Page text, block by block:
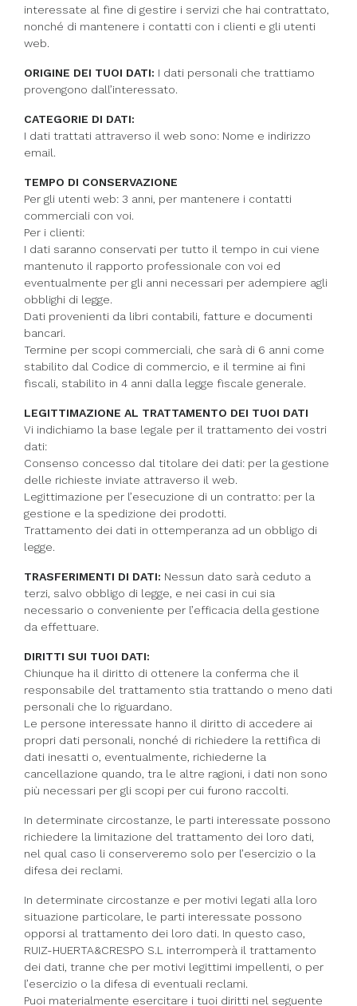
interessate al fine di gestire i servizi che hai contrattato,
nonché di mantenere i contatti con i clienti e gli utenti
web.
ORIGINE DEI TUOI DATI: I dati personali che trattiamo
provengono dall’interessato.
CATEGORIE DI DATI:
I dati trattati attraverso il web sono: Nome e indirizzo
email.
TEMPO DI CONSERVAZIONE
Per gli utenti web: 3 anni, per mantenere i contatti
commerciali con voi.
Per i clienti:
I dati saranno conservati per tutto il tempo in cui viene
mantenuto il rapporto professionale con voi ed
eventualmente per gli anni necessari per adempiere agli
obblighi di legge.
Dati provenienti da libri contabili, fatture e documenti
bancari.
Termine per scopi commerciali, che sarà di 6 anni come
stabilito dal Codice di commercio, e il termine ai fini
fiscali, stabilito in 4 anni dalla legge fiscale generale.
LEGITTIMAZIONE AL TRATTAMENTO DEI TUOI DATI
Vi indichiamo la base legale per il trattamento dei vostri
dati:
Consenso concesso dal titolare dei dati: per la gestione
delle richieste inviate attraverso il web.
Legittimazione per l’esecuzione di un contratto: per la
gestione e la spedizione dei prodotti.
Trattamento dei dati in ottemperanza ad un obbligo di
legge.
TRASFERIMENTI DI DATI: Nessun dato sarà ceduto a
terzi, salvo obbligo di legge, e nei casi in cui sia
necessario o conveniente per l’efficacia della gestione
da effettuare.
DIRITTI SUI TUOI DATI:
Chiunque ha il diritto di ottenere la conferma che il
responsabile del trattamento stia trattando o meno dati
personali che lo riguardano.
Le persone interessate hanno il diritto di accedere ai
propri dati personali, nonché di richiedere la rettifica di
dati inesatti o, eventualmente, richiederne la
cancellazione quando, tra le altre ragioni, i dati non sono
più necessari per gli scopi per cui furono raccolti.
In determinate circostanze, le parti interessate possono
richiedere la limitazione del trattamento dei loro dati,
nel qual caso li conserveremo solo per l’esercizio o la
difesa dei reclami.
In determinate circostanze e per motivi legati alla loro
situazione particolare, le parti interessate possono
opporsi al trattamento dei loro dati. In questo caso,
RUIZ-HUERTA&CRESPO S.L interromperà il trattamento
dei dati, tranne che per motivi legittimi impellenti, o per
l’esercizio o la difesa di eventuali reclami.
Puoi materialmente esercitare i tuoi diritti nel seguente